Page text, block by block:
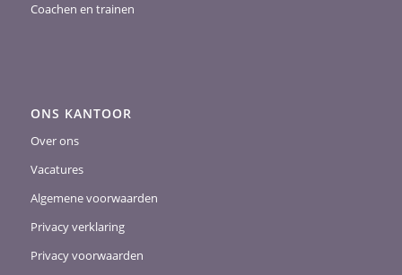
Coachen en trainen
ONS KANTOOR
Over ons
Vacatures
Algemene voorwaarden
Privacy verklaring
Privacy voorwaarden